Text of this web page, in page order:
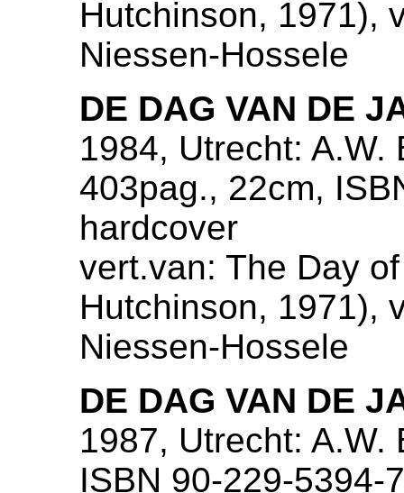
Hutchinson, 1971),
Niessen-Hossele
DE DAG VAN DE
1984, Utrecht:
403pag., 22cm,
hardcover
vert.van: The Day
Hutchinson, 1971),
Niessen-Hossele
DE DAG VAN DE
1987, Utrecht:
ISBN 90-229-5394-7